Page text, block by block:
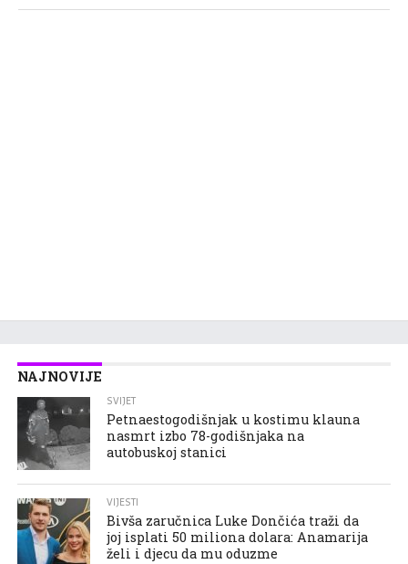
NAJNOVIJE
SVIJET
Petnaestogodišnjak u kostimu klauna
nasmrt izbo 78-godišnjaka na
autobuskoj stanici
VIJESTI
Bivša zaručnica Luke Dončića traži da
joj isplati 50 miliona dolara: Anamarija
želi i djecu da mu oduzme